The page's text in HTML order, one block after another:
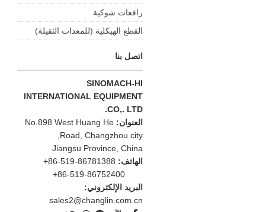
رافعات شوكية
القطع الهيكلية (للمعدات الثقيلة)
اتصل بنا
SINOMACH-HI
INTERNATIONAL EQUIPMENT
CO,. LTD.
العنوان:No.898 West Huang He
Road, Changzhou city,
Jiangsu Province, China
الهاتف: +86-519-86781388
+86-519-86752400
البريد الإلكتروني:
sales2@changlin.com.cn